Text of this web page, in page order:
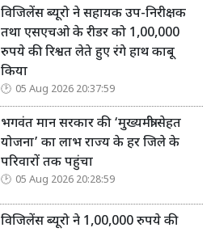
विजिलेंस ब्यूरो ने सहायक उप-निरीक्षक
तथा एसएचओ के रीडर को 1,00,000
रुपये की रिश्वत लेते हुए रंगे हाथ काबू
किया
05 Aug 2026 20:37:59
भगवंत मान सरकार की ‘मुख्यमंत्री सेहत
योजना’ का लाभ राज्य के हर जिले के
परिवारों तक पहुंचा
05 Aug 2026 20:28:59
विजिलेंस ब्यूरो ने 1,00,000 रुपये की